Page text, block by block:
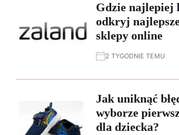
Gdzie najlepiej
odkryj
sklepy online
2 TYGODNIE TEMU
Jak uniknąć
wyborze
dla dziecka?